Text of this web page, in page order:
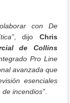
con De
, dijo Chris
de Collins
Pro Line
avanzada que
esenciales
incendios”